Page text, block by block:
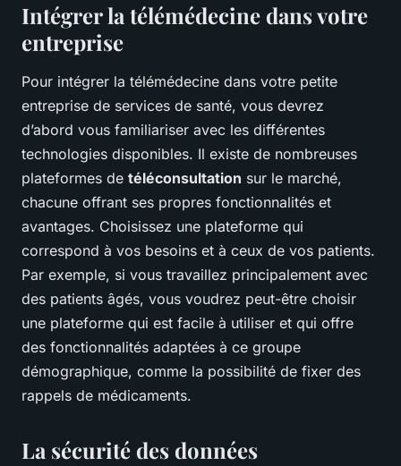
Intégrer la télémédecine dans votre
entreprise
Pour intégrer la télémédecine dans votre petite
entreprise de services de santé, vous devrez
d’abord vous familiariser avec les différentes
technologies disponibles. Il existe de nombreuses
plateformes de téléconsultation sur le marché,
chacune offrant ses propres fonctionnalités et
avantages. Choisissez une plateforme qui
correspond à vos besoins et à ceux de vos patients.
Par exemple, si vous travaillez principalement avec
des patients âgés, vous voudrez peut-être choisir
une plateforme qui est facile à utiliser et qui offre
des fonctionnalités adaptées à ce groupe
démographique, comme la possibilité de fixer des
rappels de médicaments.
La sécurité des données